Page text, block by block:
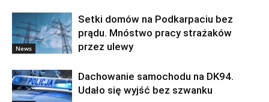
News
Setki domów na Podkarpaciu bez
prądu. Mnóstwo pracy strażaków
przez ulewy
Dachowanie samochodu na DK94.
Udało się wyjść bez szwanku